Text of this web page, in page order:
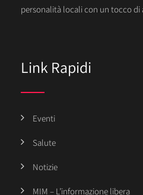
personalità locali con un tocco di
Link Rapidi
Eventi
Salute
Notizie
MIM – L’informazione libera